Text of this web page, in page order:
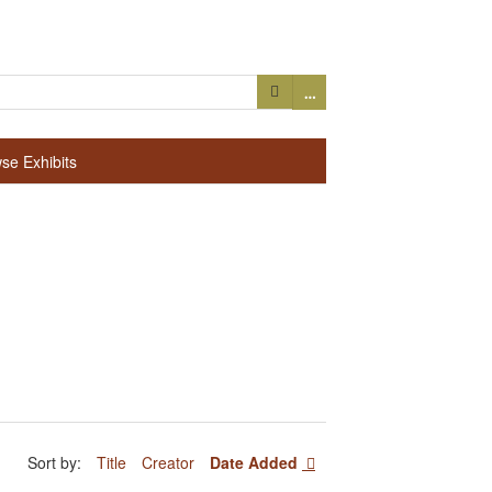
…
Exhibits
Sort by: Title Creator Date Added